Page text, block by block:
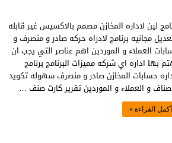
لين لاداره المخازن مصمم بالاكسيس غير قابله
مجانيه برنامج لادراه حركه صادر و منصرف و
العملاء و الموردين اهم عناصر التي يجب ان
بها اداره اي شركه مميزات البرنامج برنامج
حسابات المخازن صادر و منصرف سهوله تكويد
و العملاء و الموردين تقرير كارت صنف …
أكمل القراءة »